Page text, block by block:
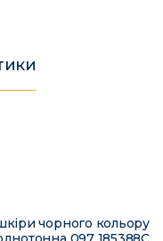
чорного кольору